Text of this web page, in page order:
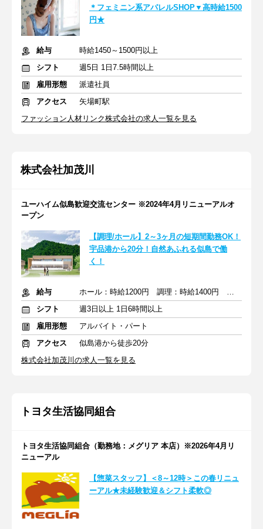
＊フェミニン系アパレルSHOP▼高時給1500
円★
給与
時給1450～1500円以上
シフト
週5日 1日7.5時間以上
雇用形態
派遣社員
アクセス
矢場町駅
ファッション人材リンク株式会社の求人一覧を見る
株式会社加茂川
ユーハイム似島歓迎交流センター ※2024年4月リニューアルオ
ープン
【調理/ホール】2～3ヶ月の短期間勤務OK！
宇品港から20分！自然あふれる似島で働
く！
給与
ホール：時給1200円 調理：時給1400円 ＋ 各種手当
シフト
週3日以上 1日6時間以上
雇用形態
アルバイト・パート
アクセス
似島港から徒歩20分
株式会社加茂川の求人一覧を見る
トヨタ生活協同組合
トヨタ生活協同組合（勤務地：メグリア 本店）※2026年4月リ
ニューアル
【惣菜スタッフ】＜8～12時＞この春リニュ
ーアル★未経験歓迎＆シフト柔軟◎